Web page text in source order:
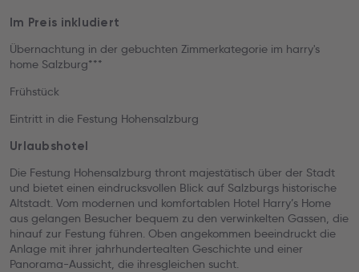
Im Preis inkludiert
Übernachtung in der gebuchten Zimmerkategorie im harry's
home Salzburg***
Frühstück
Eintritt in die Festung Hohensalzburg
Urlaubshotel
Die Festung Hohensalzburg thront majestätisch über der Stadt
und bietet einen eindrucksvollen Blick auf Salzburgs historische
Altstadt. Vom modernen und komfortablen Hotel Harry’s Home
aus gelangen Besucher bequem zu den verwinkelten Gassen, die
hinauf zur Festung führen. Oben angekommen beeindruckt die
Anlage mit ihrer jahrhundertealten Geschichte und einer
Panorama-Aussicht, die ihresgleichen sucht.